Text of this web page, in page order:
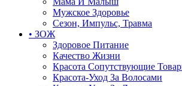
Мужское Здоровье
Сезон, Импульс, Травма
• ЗОЖ
Здоровое Питание
Качество Жизни
Красота Сопутствующие
Красота-Уход За Волосами